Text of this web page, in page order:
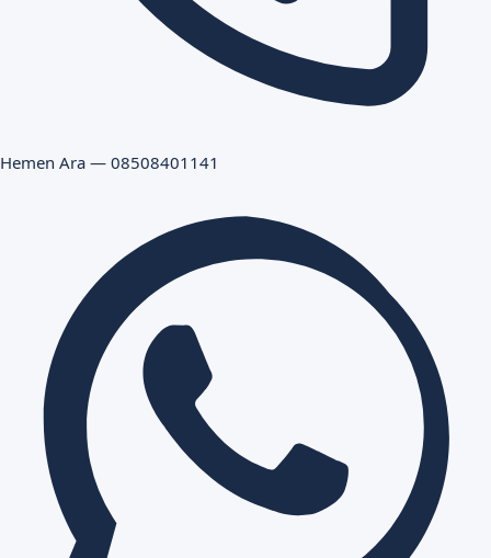
Hemen Ara — 08508401141